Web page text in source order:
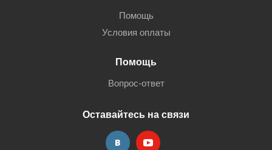
Помощь
Условия оплаты
Помощь
Вопрос-ответ
Оставайтесь на связи